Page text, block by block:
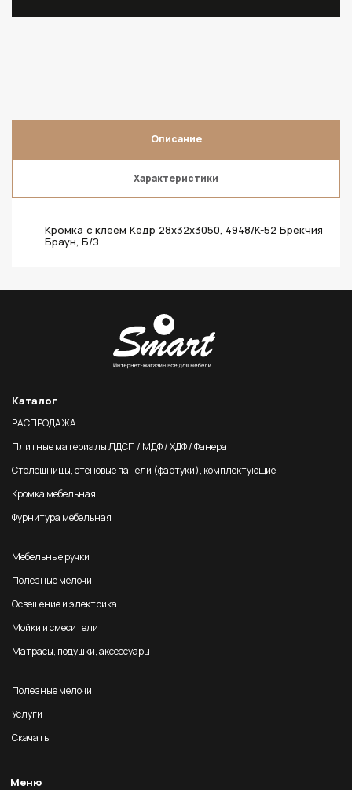
Описание
Характеристики
Кромка с клеем Кедр 28х32х3050, 4948/K-52 Брекчия
Браун, Б/З
Каталог
РАСПРОДАЖА
Плитные материалы ЛДСП / МДФ / ХДФ / Фанера
Столешницы, стеновые панели (фартуки), комплектующие
Кромка мебельная
Фурнитура мебельная
Мебельные ручки
Полезные мелочи
Освещение и электрика
Мойки и смесители
Матрасы, подушки, аксессуары
Полезные мелочи
Услуги
Скачать
Меню